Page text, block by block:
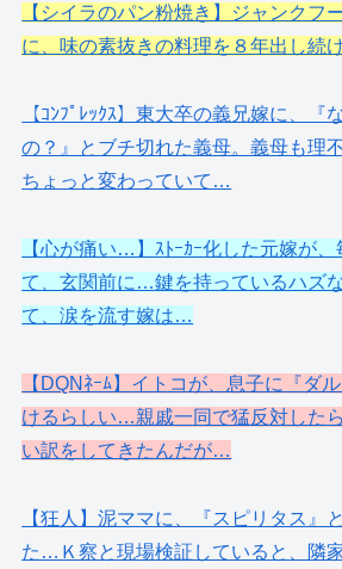
【シイラのパン粉焼き】ジャンクフ
に、味の素抜きの料理を８年出し続
【ｺﾝﾌﾟﾚｯｸｽ】東大卒の義兄嫁に、『
の？』とブチ切れた義母。義母も理
ちょっと変わっていて…
【心が痛い…】ｽﾄｰｶｰ化した元嫁が
て、玄関前に…鍵を持っているハズ
て、涙を流す嫁は…
【DQNﾈｰﾑ】イトコが、息子に『ダ
けるらしい…親戚一同で猛反対した
い訳をしてきたんだが…
【狂人】泥ママに、『スピリタス』
た…Ｋ察と現場検証していると、隣